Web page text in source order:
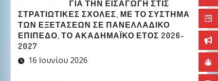
ΓΙΑ ΤΗΝ ΕΙΣΑΓΩΓΉ ΣΤΙΣ
ΣΤΡΑΤΙΩΤΙΚΈΣ ΣΧΟΛΈΣ, ΜΕ ΤΟ ΣΎΣΤΗΜΑ
ΤΩΝ ΕΞΕΤΆΣΕΩΝ ΣΕ ΠΑΝΕΛΛΑΔΙΚΌ
ΕΠΊΠΕΔΟ, ΤΟ ΑΚΑΔΗΜΑΪΚΌ ΈΤΟΣ 2026-
2027
16 Ιουνίου 2026